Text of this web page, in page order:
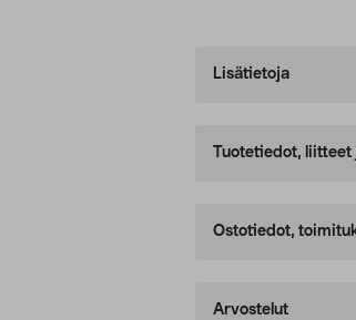
Lisätietoja
Tuotetiedot,
Ostotiedot,
Arvostelut